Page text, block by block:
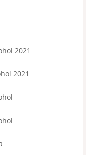
2021
2021